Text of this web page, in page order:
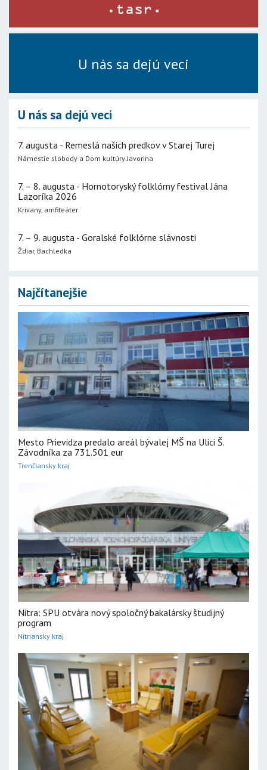
U nás sa dejú veci
U nás sa dejú veci
7. augusta - Remeslá našich predkov v Starej Turej
Námestie slobody a Dom kultúry Javorina
7. – 8. augusta - Hornotoryský folklórny festival Jána
Lazoríka 2026
Krivany, amfiteáter
7. – 9. augusta - Goralské folklórne slávnosti
Ždiar, Bachledka
Najčítanejšie
Mesto Prievidza predalo areál bývalej MŠ na Ulici Š.
Závodníka za 731.501 eur
Trenčiansky kraj
Nitra: SPU otvára nový spoločný bakalársky študijný
program
Nitriansky kraj